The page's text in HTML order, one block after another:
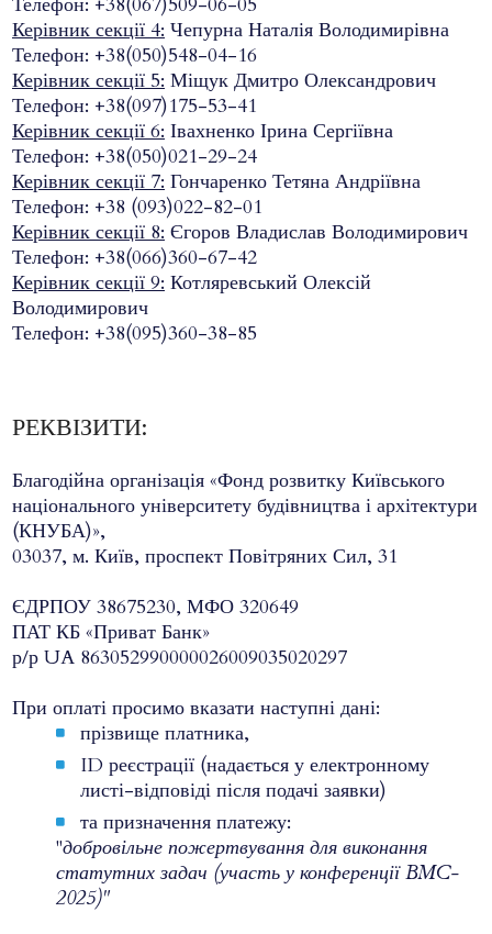
Керівник секції 4: Чепурна Наталія Володимирівна
Телефон: +38(050)548-04-16
Керівник секції 5: Міщук Дмитро Олександрович
Телефон: +38(097)175-53-41
Керівник секції 6: Івахненко Ірина Сергіївна
Телефон: +38(050)021-29-24
Керівник секції 7: Гончаренко Тетяна Андріївна
Телефон: +38 (093)022-82-01
Керівник секції 8: Єгоров Владислав Володимирович
Телефон: +38(066)360-67-42
Керівник секції 9: Котляревський Олексій
Володимирович
Телефон: +38(095)360-38-85
РЕКВІЗИТИ:
Благодійна організація «Фонд розвитку Київського
національного університету будівництва і архітектури
(КНУБА)»,
03037, м. Київ, проспект Повітряних Сил, 31
ЄДРПОУ 38675230, МФО 320649
ПАТ КБ «Приват Банк»
р/р UA 863052990000026009035020297
При оплаті просимо вказати наступні дані:
прізвище платника,
ID реєстрації (надається у електронному
листі-відповіді після подачі заявки)
та призначення платежу:
"добровільне пожертвування для виконання
статутних задач (участь у конференції BMC-
2025)"